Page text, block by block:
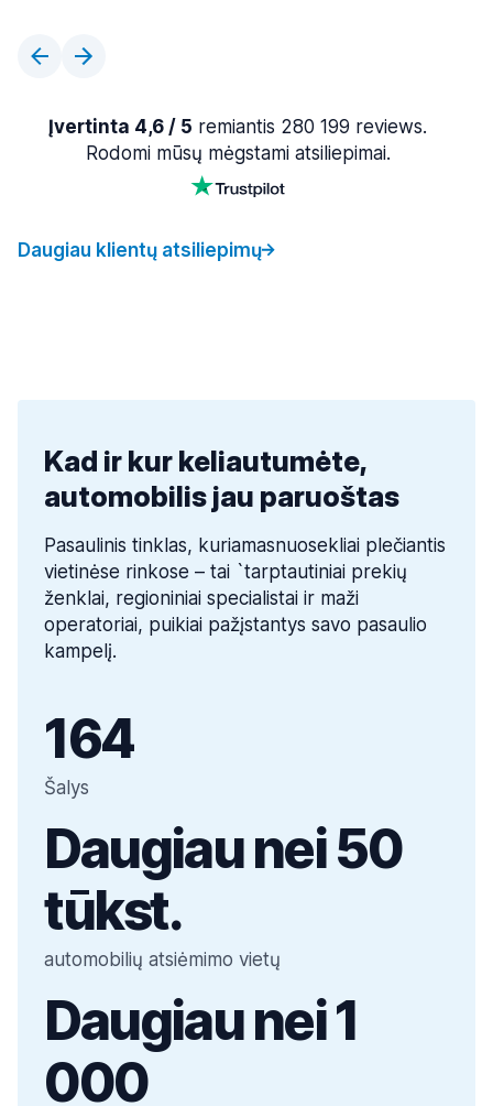
Įvertinta 4,6 / 5 remiantis 280 199 reviews.
Rodomi mūsų mėgstami atsiliepimai.
Daugiau klientų atsiliepimų
Kad ir kur keliautumėte,
automobilis jau paruoštas
Pasaulinis tinklas, kuriamasnuosekliai plečiantis
vietinėse rinkose – tai `tarptautiniai prekių
ženklai, regioniniai specialistai ir maži
operatoriai, puikiai pažįstantys savo pasaulio
kampelį.
164
Šalys
Daugiau nei 50
tūkst.
automobilių atsiėmimo vietų
Daugiau nei 1
000